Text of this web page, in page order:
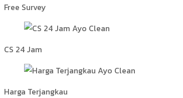
Free Survey
CS 24 Jam
Harga Terjangkau